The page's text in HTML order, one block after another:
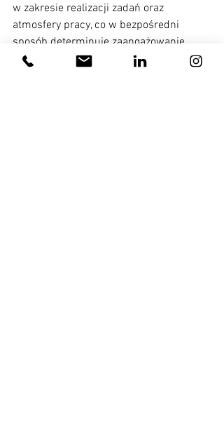
w zakresie realizacji zadań oraz
atmosfery pracy, co w bezpośredni
sposób determinuje zaangażowanie
Pracowników. Warto także nadmienić, że